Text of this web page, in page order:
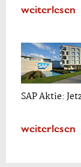
weiterlesen
SAP Aktie:
weiterlesen